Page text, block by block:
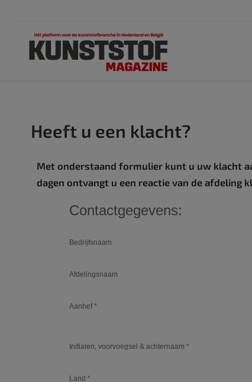
Heeft u een klacht?
Met onderstaand formulier kunt u uw klacht
dagen ontvangt u een reactie van de afdeling